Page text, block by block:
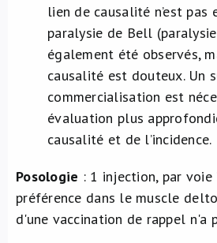
lien de causalité n’est pas
paralysie de Bell
également été observés,
causalité est douteux. Un
commercialisation est
évaluation plus
causalité et de l’incidence.
Posologie : 1 injection, par
préférence dans le muscle
d'une vaccination de rappel n'a